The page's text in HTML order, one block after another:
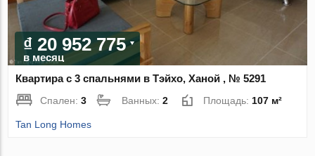
₫ 20 952 775
в месяц
Квартира с 3 спальнями в Тэйхо, Ханой , № 5291
Спален:3 Ванных:2 Площадь: 107 м²
Tan Long Homes